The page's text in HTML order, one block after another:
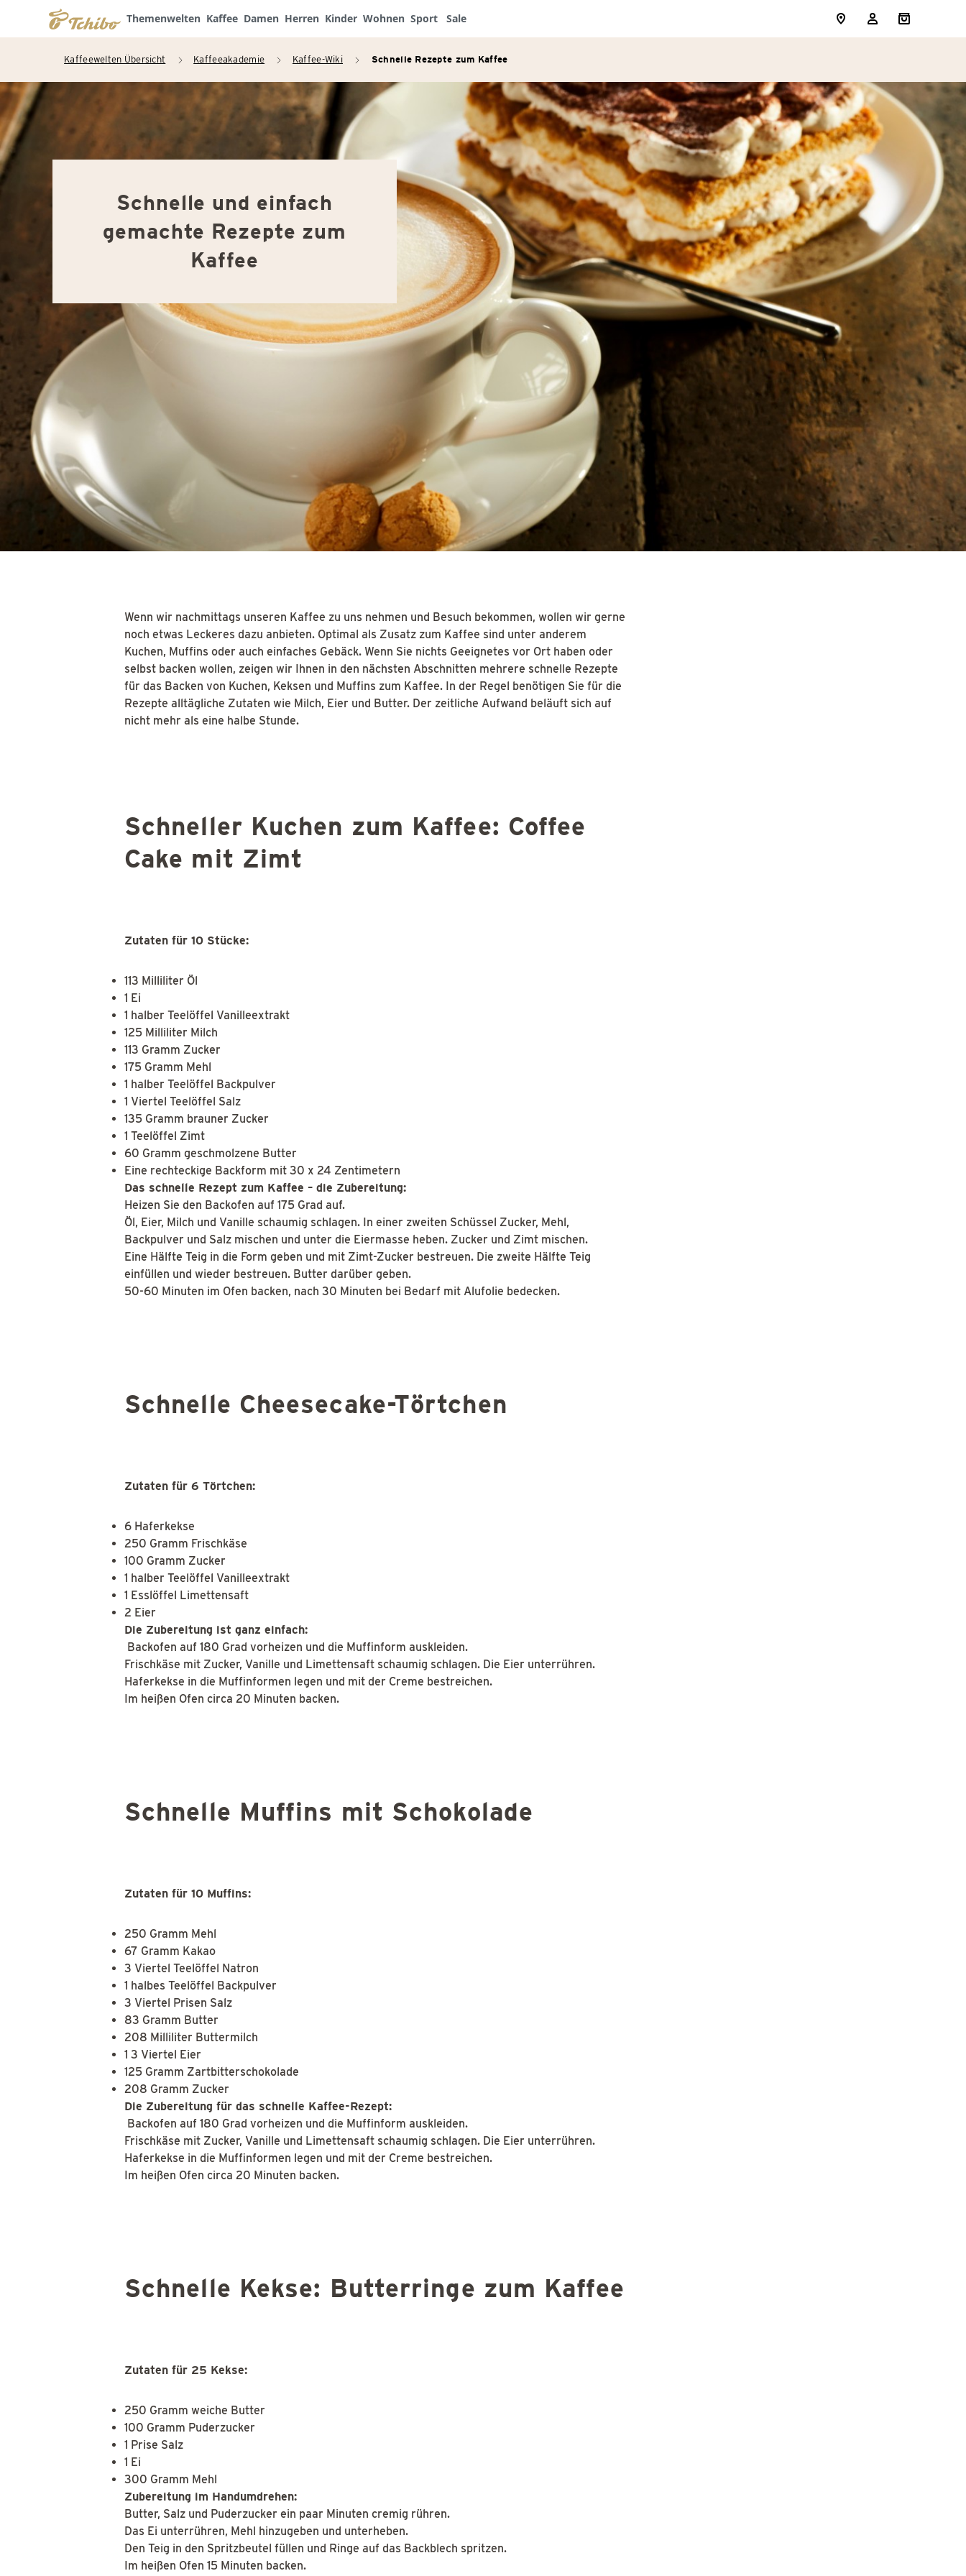
Themenwelten Kaffee Damen Herren Kinder Wohnen Sport Sale
Kaffeewelten Übersicht arrow_right Kaffeeakademie arrow_right Kaffee-Wiki arrow_right Schnelle Rezepte zum Kaffee
Schnelle und einfach
gemachte Rezepte zum
Kaffee
Wenn wir nachmittags unseren Kaffee zu uns nehmen und Besuch bekommen, wollen wir gerne
noch etwas Leckeres dazu anbieten. Optimal als Zusatz zum Kaffee sind unter anderem
Kuchen, Muffins oder auch einfaches Gebäck. Wenn Sie nichts Geeignetes vor Ort haben oder
selbst backen wollen, zeigen wir Ihnen in den nächsten Abschnitten mehrere schnelle Rezepte
für das Backen von Kuchen, Keksen und Muffins zum Kaffee. In der Regel benötigen Sie für die
Rezepte alltägliche Zutaten wie Milch, Eier und Butter. Der zeitliche Aufwand beläuft sich auf
nicht mehr als eine halbe Stunde.
Schneller Kuchen zum Kaffee: Coffee
Cake mit Zimt
Zutaten für 10 Stücke:
113 Milliliter Öl
1 Ei
1 halber Teelöffel Vanilleextrakt
125 Milliliter Milch
113 Gramm Zucker
175 Gramm Mehl
1 halber Teelöffel Backpulver
1 Viertel Teelöffel Salz
135 Gramm brauner Zucker
1 Teelöffel Zimt
60 Gramm geschmolzene Butter
Eine rechteckige Backform mit 30 x 24 Zentimetern
Das schnelle Rezept zum Kaffee – die Zubereitung:
Heizen Sie den Backofen auf 175 Grad auf.
Öl, Eier, Milch und Vanille schaumig schlagen. In einer zweiten Schüssel Zucker, Mehl,
Backpulver und Salz mischen und unter die Eiermasse heben. Zucker und Zimt mischen.
Eine Hälfte Teig in die Form geben und mit Zimt-Zucker bestreuen. Die zweite Hälfte Teig
einfüllen und wieder bestreuen. Butter darüber geben.
50-60 Minuten im Ofen backen, nach 30 Minuten bei Bedarf mit Alufolie bedecken.
Schnelle Cheesecake-Törtchen
Zutaten für 6 Törtchen:
6 Haferkekse
250 Gramm Frischkäse
100 Gramm Zucker
1 halber Teelöffel Vanilleextrakt
1 Esslöffel Limettensaft
2 Eier
Die Zubereitung ist ganz einfach:
Backofen auf 180 Grad vorheizen und die Muffinform auskleiden.
Frischkäse mit Zucker, Vanille und Limettensaft schaumig schlagen. Die Eier unterrühren.
Haferkekse in die Muffinformen legen und mit der Creme bestreichen.
Im heißen Ofen circa 20 Minuten backen.
Schnelle Muffins mit Schokolade
Zutaten für 10 Muffins:
250 Gramm Mehl
67 Gramm Kakao
3 Viertel Teelöffel Natron
1 halbes Teelöffel Backpulver
3 Viertel Prisen Salz
83 Gramm Butter
208 Milliliter Buttermilch
1 3 Viertel Eier
125 Gramm Zartbitterschokolade
208 Gramm Zucker
Die Zubereitung für das schnelle Kaffee-Rezept:
Backofen auf 180 Grad vorheizen und die Muffinform auskleiden.
Frischkäse mit Zucker, Vanille und Limettensaft schaumig schlagen. Die Eier unterrühren.
Haferkekse in die Muffinformen legen und mit der Creme bestreichen.
Im heißen Ofen circa 20 Minuten backen.
Schnelle Kekse: Butterringe zum Kaffee
Zutaten für 25 Kekse:
250 Gramm weiche Butter
100 Gramm Puderzucker
1 Prise Salz
1 Ei
300 Gramm Mehl
Zubereitung im Handumdrehen:
Butter, Salz und Puderzucker ein paar Minuten cremig rühren.
Das Ei unterrühren, Mehl hinzugeben und unterheben.
Den Teig in den Spritzbeutel füllen und Ringe auf das Backblech spritzen.
Im heißen Ofen 15 Minuten backen.